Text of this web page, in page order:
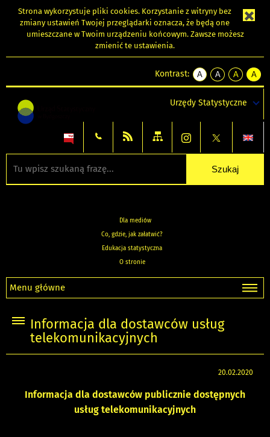
Strona wykorzystuje pliki cookies. Korzystanie z witryny bez
zmiany ustawień Twojej przeglądarki oznacza, że będą one
umieszczane w Twoim urządzeniu końcowym. Zawsze możesz
zmienić te ustawienia.
Kontrast:
A
kontrast
A
kontrast
tekst
czarnym
A
kontrast
tekst
czarnym
A
tekst
żółtym
Urzędy Statystyczne
Dla mediów
Co, gdzie, jak załatwić?
Edukacja statystyczna
O stronie
Menu główne
Informacja dla dostawców usług
telekomunikacyjnych
20.02.2020
Informacja dla dostawców publicznie dostępnych
usług telekomunikacyjnych